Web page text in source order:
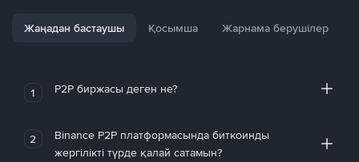
Жаңадан бастаушы Қосымша Жарнама берушілер
1 P2P биржасы деген не?
2
Binance P2P платформасында биткоинды
жергілікті түрде қалай сатамын?